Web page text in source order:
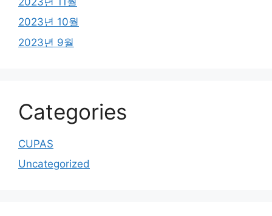
2023년 10월
2023년 9월
Categories
CUPAS
Uncategorized